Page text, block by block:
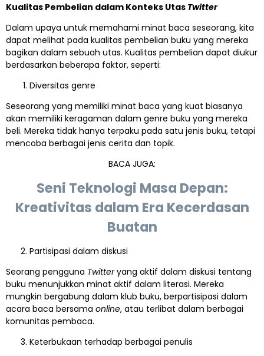
Kualitas Pembelian dalam Konteks Utas Twitter
Dalam upaya untuk memahami minat baca seseorang, kita
dapat melihat pada kualitas pembelian buku yang mereka
bagikan dalam sebuah utas. Kualitas pembelian dapat diukur
berdasarkan beberapa faktor, seperti:
Diversitas genre
Seseorang yang memiliki minat baca yang kuat biasanya
akan memiliki keragaman dalam genre buku yang mereka
beli. Mereka tidak hanya terpaku pada satu jenis buku, tetapi
mencoba berbagai jenis cerita dan topik.
BACA JUGA:
Seni Teknologi Masa Depan:
Kreativitas dalam Era Kecerdasan
Buatan
Partisipasi dalam diskusi
Seorang pengguna Twitteryang aktif dalam diskusi tentang
buku menunjukkan minat aktif dalam literasi. Mereka
mungkin bergabung dalam klub buku, berpartisipasi dalam
acara baca bersama online, atau terlibat dalam berbagai
komunitas pembaca.
Keterbukaan terhadap berbagai penulis